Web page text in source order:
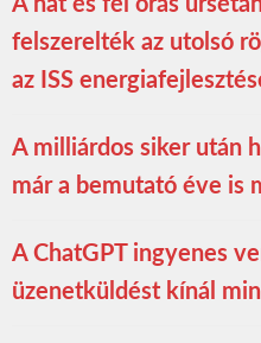
felszerelték az utolsó
az ISS
A milliárdos siker után
már a bemutató éve is
A ChatGPT ingyenes
üzenetküldést kínál